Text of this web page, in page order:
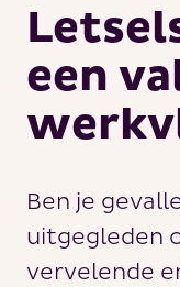
een
Ben je
uitgegleden
vervelende